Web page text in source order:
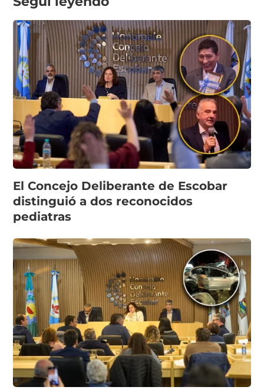
El Concejo Deliberante de Escobar
distinguió a dos reconocidos
pediatras